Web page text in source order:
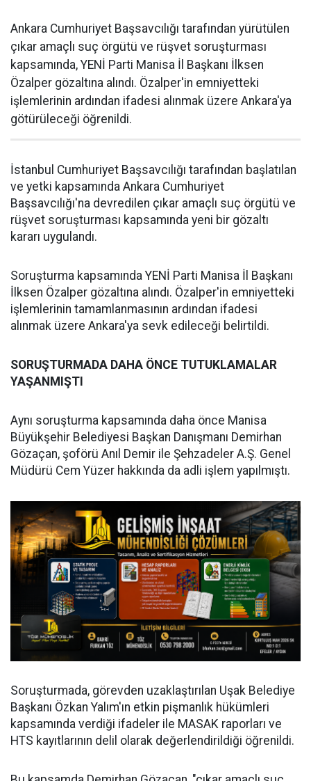
Ankara Cumhuriyet Başsavcılığı tarafından yürütülen
çıkar amaçlı suç örgütü ve rüşvet soruşturması
kapsamında, YENİ Parti Manisa İl Başkanı İlksen
Özalper gözaltına alındı. Özalper'in emniyetteki
işlemlerinin ardından ifadesi alınmak üzere Ankara'ya
götürüleceği öğrenildi.
İstanbul Cumhuriyet Başsavcılığı tarafından başlatılan
ve yetki kapsamında Ankara Cumhuriyet
Başsavcılığı'na devredilen çıkar amaçlı suç örgütü ve
rüşvet soruşturması kapsamında yeni bir gözaltı
kararı uygulandı.
Soruşturma kapsamında YENİ Parti Manisa İl Başkanı
İlksen Özalper gözaltına alındı. Özalper'in emniyetteki
işlemlerinin tamamlanmasının ardından ifadesi
alınmak üzere Ankara'ya sevk edileceği belirtildi.
SORUŞTURMADA DAHA ÖNCE TUTUKLAMALAR
YAŞANMIŞTI
Aynı soruşturma kapsamında daha önce Manisa
Büyükşehir Belediyesi Başkan Danışmanı Demirhan
Gözaçan, şoförü Anıl Demir ile Şehzadeler A.Ş. Genel
Müdürü Cem Yüzer hakkında da adli işlem yapılmıştı.
Soruşturmada, görevden uzaklaştırılan Uşak Belediye
Başkanı Özkan Yalım'ın etkin pişmanlık hükümleri
kapsamında verdiği ifadeler ile MASAK raporları ve
HTS kayıtlarının delil olarak değerlendirildiği öğrenildi.